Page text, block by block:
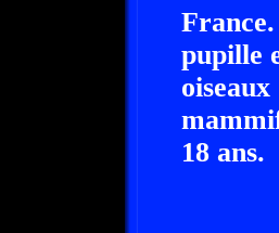
pupille
18 ans.